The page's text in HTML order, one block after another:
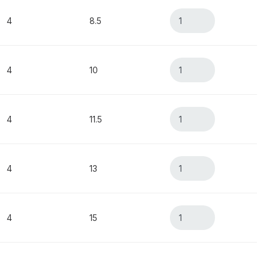
4 8.5
4 10
4 11.5
4 13
4 15